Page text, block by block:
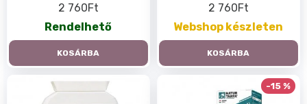
2 760Ft
Rendelhető
KOSÁRBA
2 760Ft
Webshop készleten
KOSÁRBA
-15 %